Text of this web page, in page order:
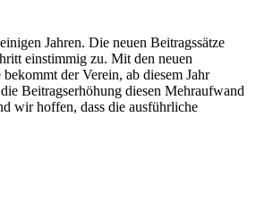
Jahren. Die neuen Beitragssätze
einstimmig zu. Mit den neuen
der Verein, ab diesem Jahr
Beitragserhöhung diesen Mehraufwand
wir hoffen, dass die ausführliche